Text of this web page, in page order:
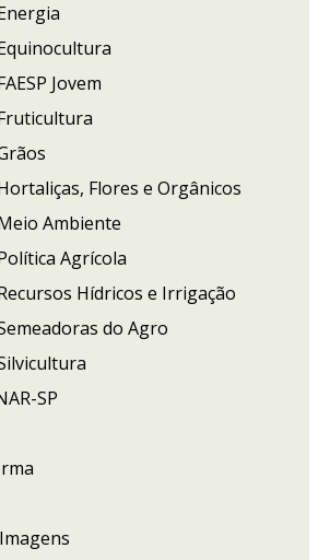
Jovem
Flores e Orgânicos
Ambiente
Agrícola
Hídricos e Irrigação
do Agro
SP